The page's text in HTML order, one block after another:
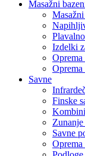
Masažni
Izdelki
Oprema
Savne
Finske
Zunanje
Savne
Oprema